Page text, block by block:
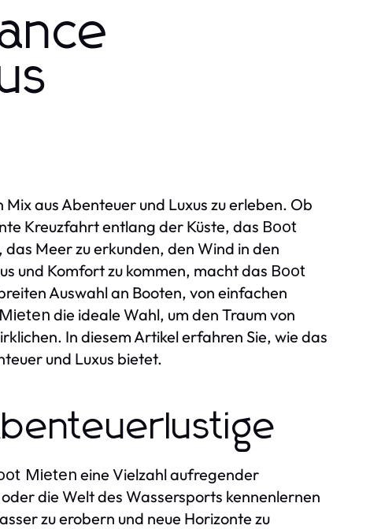
aus Abenteuer und Luxus zu erleben. Ob
Kreuzfahrt entlang der Küste, das Boot
Meer zu erkunden, den Wind in den
und Komfort zu kommen, macht das Boot
Auswahl an Booten, von einfachen
die ideale Wahl, um den Traum von
In diesem Artikel erfahren Sie, wie das
und Luxus bietet.
Mieten eine Vielzahl aufregender
die Welt des Wassersports kennenlernen
zu erobern und neue Horizonte zu